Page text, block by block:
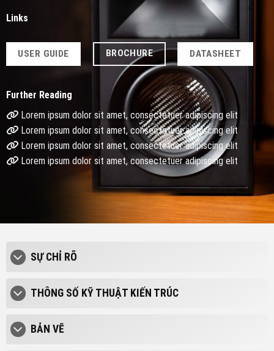
Links
USER GUIDE BROCHURE DATASHEET
Further Reading
Lorem ipsum dolor sit amet, consectetuer adipiscing elit
Lorem ipsum dolor sit amet, consectetuer adipiscing elit
Lorem ipsum dolor sit amet, consectetuer adipiscing elit
Lorem ipsum dolor sit amet, consectetuer adipiscing elit
SỰ CHỈ RÕ
THÔNG SỐ KỸ THUẬT KIẾN TRÚC
BẢN VẼ